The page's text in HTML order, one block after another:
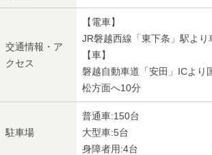
交通情報・ア
クセス
【電車】
JR磐越西線「東下条」駅より
【車】
磐越自動車道「安田」ICより
松方面へ10分
駐車場
普通車:150台
大型車:5台
身障者用:4台